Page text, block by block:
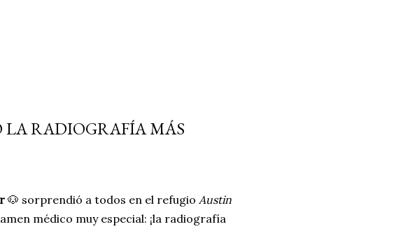
RADIOGRAFÍA MÁS
🐶 sorprendió a todos en el refugio Austin
médico muy especial: ¡la radiografía